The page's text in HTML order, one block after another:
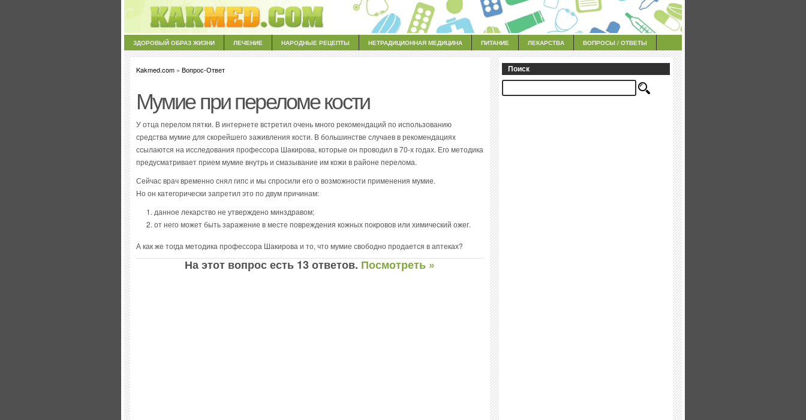
ЗДОРОВЫЙ ОБРАЗ ЖИЗНИ ЛЕЧЕНИЕ НАРОДНЫЕ РЕЦЕПТЫ НЕТРАДИЦИОННАЯ МЕДИЦИНА ПИТАНИЕ ЛЕКАРСТВА ВОПРОСЫ / ОТВЕТЫ
Kakmed.com » Вопрос-Ответ
Мумие при переломе кости
У отца перелом пятки. В интернете встретил очень много рекомендаций по использованию
средства мумие для скорейшего заживления кости. В большинстве случаев в рекомендациях
ссылаются на исследования профессора Шакирова, которые он проводил в 70-х годах. Его методика
предусматривает прием мумие внутрь и смазывание им кожи в районе перелома.
Сейчас врач временно снял гипс и мы спросили его о возможности применения мумие.
Но он категорически запретил это по двум причинам:
данное лекарство не утверждено минздравом;
от него может быть заражение в месте повреждения кожных покровов или химический ожег.
А как же тогда методика профессора Шакирова и то, что мумие свободно продается в аптеках?
На этот вопрос есть 13 ответов. Посмотреть »
Поиск